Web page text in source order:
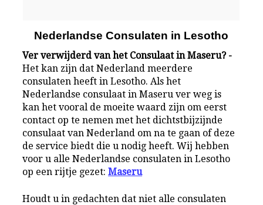
Nederlandse Consulaten in Lesotho
Ver verwijderd van het Consulaat in Maseru? -
Het kan zijn dat Nederland meerdere
consulaten heeft in Lesotho. Als het
Nederlandse consulaat in Maseru ver weg is
kan het vooral de moeite waard zijn om eerst
contact op te nemen met het dichtstbijzijnde
consulaat van Nederland om na te gaan of deze
de service biedt die u nodig heeft. Wij hebben
voor u alle Nederlandse consulaten in Lesotho
op een rijtje gezet:Maseru
Houdt u in gedachten dat niet alle consulaten